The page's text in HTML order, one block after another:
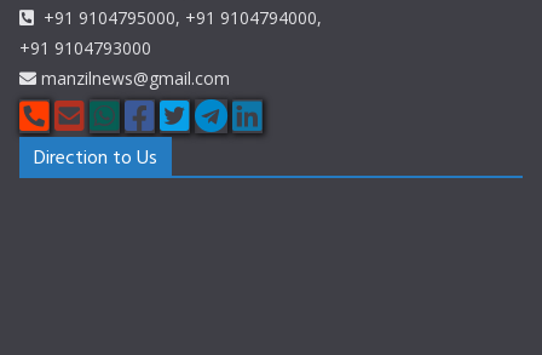
+91 9104795000, +91 9104794000,
+91 9104793000
manzilnews@gmail.com
Direction to Us